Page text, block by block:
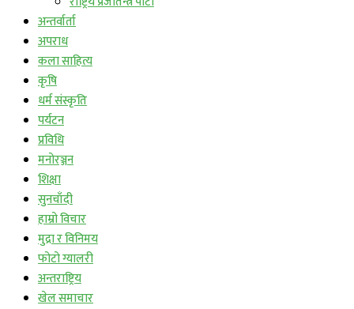
अन्तर्वार्ता
अपराध
कला साहित्य
कृषि
धर्म संस्कृति
पर्यटन
प्रविधि
मनोरञ्जन
शिक्षा
सुनचाँदी
हाम्रो विचार
मुद्रा र विनिमय
फोटो ग्यालरी
अन्तराष्ट्रिय
खेल समाचार